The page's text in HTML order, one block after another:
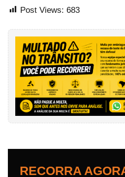
Post Views: 683
RECORRA